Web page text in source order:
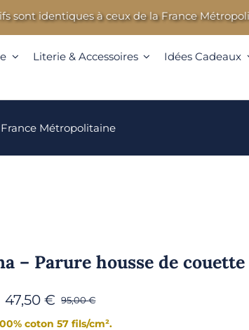
identiques à ceux de la France Métropolitaine
Literie & Accessoires
Idées Cadeaux
Métropolitaine
– Parure housse de couette
95,00€
47,50€
coton 57 fils/cm².